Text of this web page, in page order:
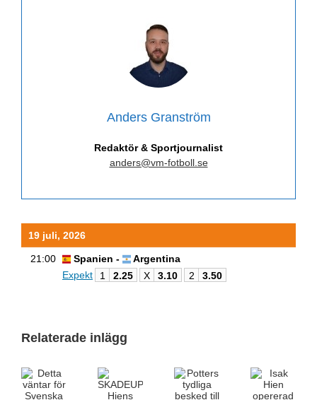
Anders Granström
Redaktör & Sportjournalist
anders@vm-fotboll.se
19 juli, 2026
21:00 Spanien -
Argentina
Expekt
1 2.25 X 3.10 2 3.50
Relaterade inlägg